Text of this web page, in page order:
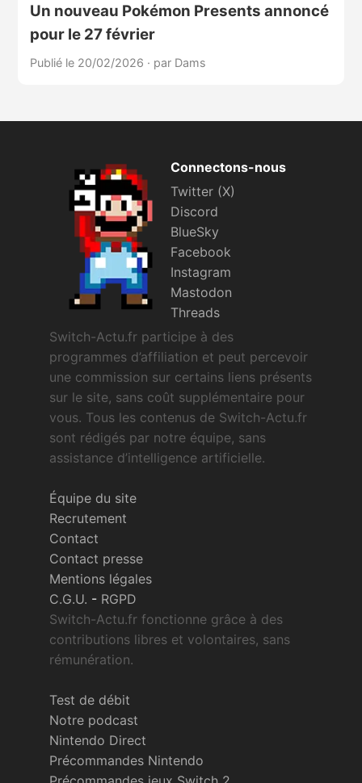
Un nouveau Pokémon Presents annoncé
pour le 27 février
Publié le 20/02/2026 · par Dams
Connectons-nous
Twitter (X)
Discord
BlueSky
Facebook
Instagram
Mastodon
Threads
Switch-Actu.fr participe à des
programmes d’affiliation et peut percevoir
une commission sur certains liens présents
sur le site, sans coût supplémentaire pour
vous. Tous les contenus de Switch-Actu.fr
sont rédigés par notre équipe, sans
assistance d’intelligence artificielle.
Équipe du site
Recrutement
Contact
Contact presse
Mentions légales
C.G.U. - RGPD
Switch-Actu.fr fonctionne grâce à des
contributions libres et volontaires, sans
rémunération.
Test de débit
Notre podcast
Nintendo Direct
Précommandes Nintendo